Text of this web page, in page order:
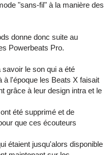
"sans-fil" à la manière des
donne donc suite au
Powerbeats Pro.
le son qui a été
à l'époque les Beats X faisait
grâce à leur design intra et le
été supprimé et de
que ces écouteurs
étaient jusqu'alors disponible